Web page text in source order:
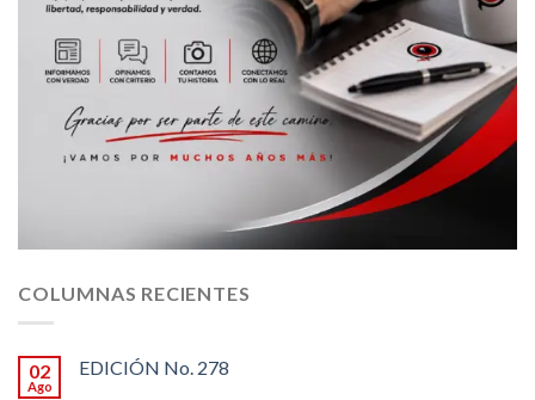
COLUMNAS RECIENTES
02
Ago
EDICIÓN No. 278